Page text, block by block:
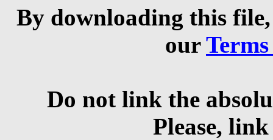
By downloading this
our
Do not link the
Please,